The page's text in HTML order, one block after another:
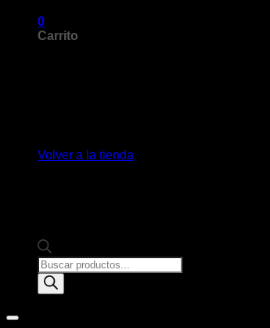
0
Carrito
Volver a la tienda
Products
search